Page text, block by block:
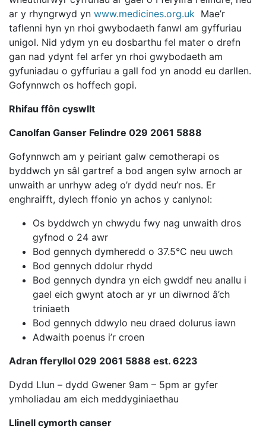
ar y rhyngrwyd yn www.medicines.org.uk Mae’r
taflenni hyn yn rhoi gwybodaeth fanwl am gyffuriau
unigol. Nid ydym yn eu dosbarthu fel mater o drefn
gan nad ydynt fel arfer yn rhoi gwybodaeth am
gyfuniadau o gyffuriau a gall fod yn anodd eu darllen.
Gofynnwch os hoffech gopi.
Rhifau ffôn cyswllt
Canolfan Ganser Felindre 029 2061 5888
Gofynnwch am y peiriant galw cemotherapi os
byddwch yn sâl gartref a bod angen sylw arnoch ar
unwaith ar unrhyw adeg o’r dydd neu’r nos. Er
enghraifft, dylech ffonio yn achos y canlynol:
Os byddwch yn chwydu fwy nag unwaith dros
gyfnod o 24 awr
Bod gennych dymheredd o 37.5°C neu uwch
Bod gennych ddolur rhydd
Bod gennych dyndra yn eich gwddf neu anallu i
gael eich gwynt atoch ar yr un diwrnod â’ch
triniaeth
Bod gennych ddwylo neu draed dolurus iawn
Adwaith poenus i’r croen
Adran fferyllol 029 2061 5888 est. 6223
Dydd Llun – dydd Gwener 9am – 5pm ar gyfer
ymholiadau am eich meddyginiaethau
Llinell cymorth canser